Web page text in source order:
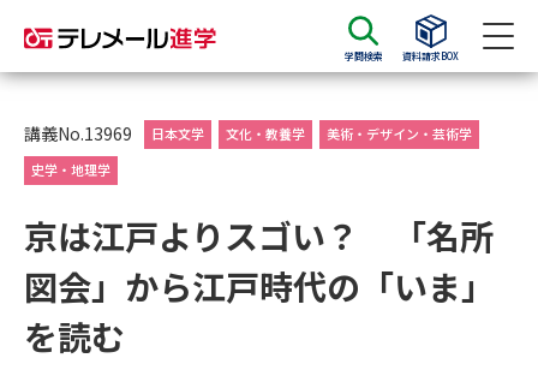
学問検索 資料請求BOX
資料請求 資料検索
大学・短大の資料種類から請求
大学パンフ 学部・学科パンフ
総合型選抜・学校推薦型選抜 募
集要項＆願書
講義No.13969 日本文学 文化・教養学
美術・デザイン・芸術学
史学・地理学
京は江戸よりスゴい？ 「名所
図会」から江戸時代の「いま」
を読む